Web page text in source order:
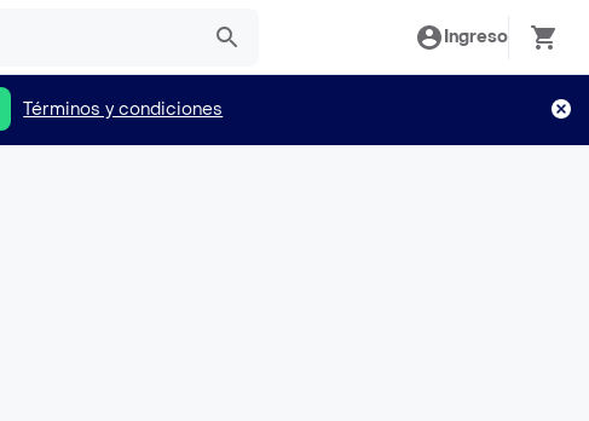
Ingreso
Términos y condiciones